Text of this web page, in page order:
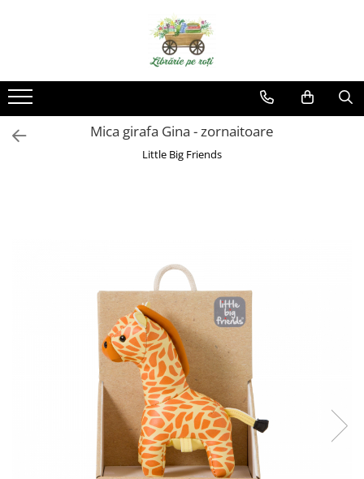
Mica girafa Gina - zornaitoare
Little Big Friends